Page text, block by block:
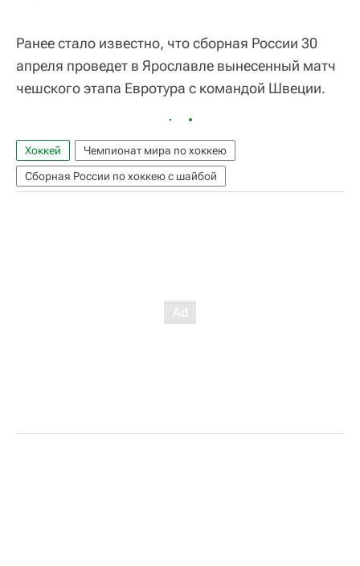
Ранее стало известно, что сборная России 30
апреля проведет в Ярославле вынесенный матч
чешского этапа Евротура с командой Швеции.
Хоккей
Чемпионат мира по хоккею
Сборная России по хоккею с шайбой